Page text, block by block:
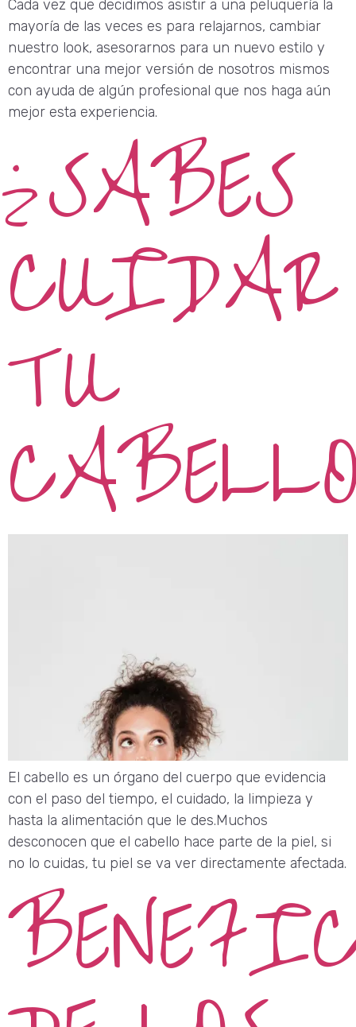
Cada vez que decidimos asistir a una peluquería la
mayoría de las veces es para relajarnos, cambiar
nuestro look, asesorarnos para un nuevo estilo y
encontrar una mejor versión de nosotros mismos
con ayuda de algún profesional que nos haga aún
mejor esta experiencia.
¿SABES
CUIDAR
TU
El cabello es un órgano del cuerpo que evidencia
con el paso del tiempo, el cuidado, la limpieza y
hasta la alimentación que le des.Muchos
desconocen que el cabello hace parte de la piel, si
no lo cuidas, tu piel se va ver directamente afectada.